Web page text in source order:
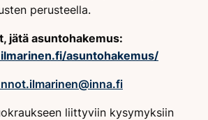
perusteella.
jätä asuntohakemus:
asuntohakemus/
liittyviin kysymyksiin